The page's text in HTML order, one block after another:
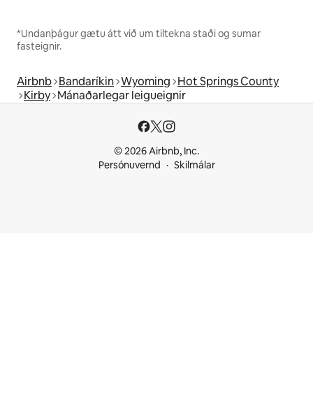
*Undanþágur gætu átt við um tiltekna staði og sumar
fasteignir.
Airbnb Bandaríkin Wyoming Hot Springs County
Kirby Mánaðarlegar leigueignir
© 2026 Airbnb, Inc.
Persónuvernd
Skilmálar